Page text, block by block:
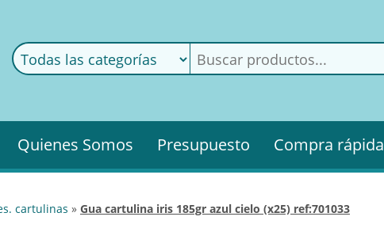
Quienes Somos Presupuesto Compra rápida
cartulinas » gua cartulina iris 185gr azul cielo (x25) ref:701033